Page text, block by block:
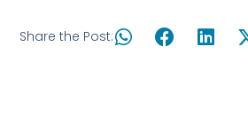
Share the Post: